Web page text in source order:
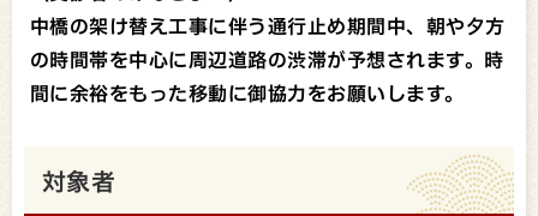
中橋の架け替え工事に伴う通行止め期間中、朝や夕方
の時間帯を中心に周辺道路の渋滞が予想されます。時
間に余裕をもった移動に御協力をお願いします。
対象者